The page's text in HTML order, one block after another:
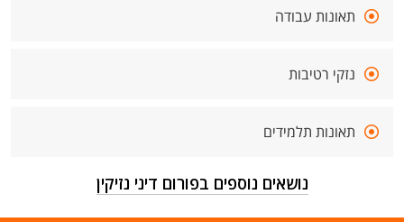
תאונות עבודה
נזקי רטיבות
תאונות תלמידים
נושאים נוספים בפורום דיני נזיקין